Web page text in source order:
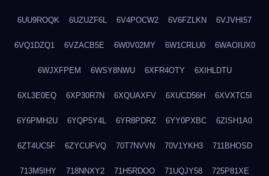
6UU9ROQK 6UZUZF6L 6V4POCW2 6V6FZLKN 6VJVHI57
6VQ1DZQ1 6VZACB5E 6W0V02MY 6W1CRLU0 6WAOIUX0
6WJXFPEM 6WSY8NWU 6XFR4OTY 6XIHLDTU
6XL3E0EQ 6XP30R7N 6XQUAXFV 6XUCD56H 6XVXTC5I
6Y6PMH2U 6YQP5Y4L 6YR8PDRZ 6YY0PXBC 6ZISH1A0
6ZT4UC5F 6ZYCUFVQ 70T7NVVN 70V1YKH3 711BHOSD
713M5IHY 718NNXY2 71H5RDOO 71UQJY58 725P81XE